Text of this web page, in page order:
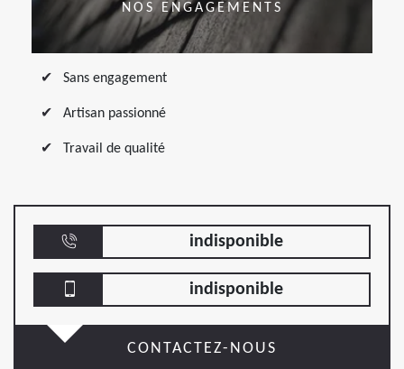
NOS ENGAGEMENTS
Sans engagement
Artisan passionné
Travail de qualité
indisponible
indisponible
CONTACTEZ-NOUS